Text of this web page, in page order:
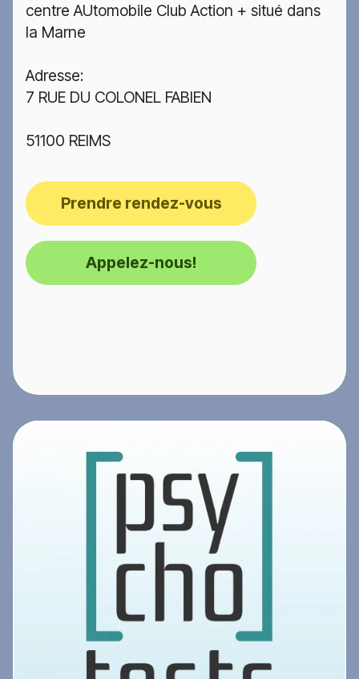
centre AUtomobile Club Action + situé dans
la Marne
Adresse:
7 RUE DU COLONEL FABIEN
51100 REIMS
Prendre rendez-vous
Appelez-nous!